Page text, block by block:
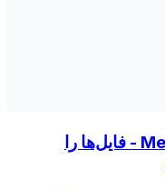
برنامه افزودنی کروم MegaConvert - فایل‌ها را